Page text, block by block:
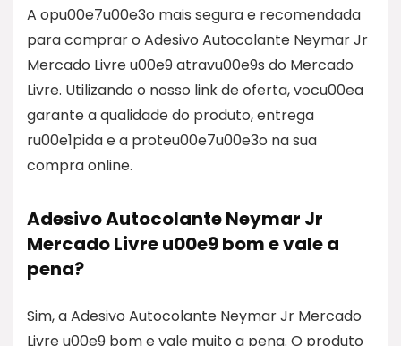
A opu00e7u00e3o mais segura e recomendada
para comprar o Adesivo Autocolante Neymar Jr
Mercado Livre u00e9 atravu00e9s do Mercado
Livre. Utilizando o nosso link de oferta, vocu00ea
garante a qualidade do produto, entrega
ru00e1pida e a proteu00e7u00e3o na sua
compra online.
Adesivo Autocolante Neymar Jr
Mercado Livre u00e9 bom e vale a
pena?
Sim, a Adesivo Autocolante Neymar Jr Mercado
Livre u00e9 bom e vale muito a pena. O produto